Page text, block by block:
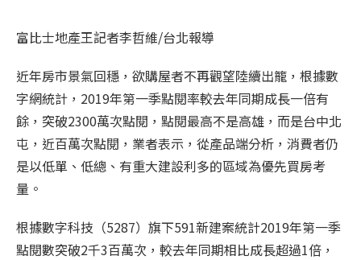
富比士地產王記者李哲維/台北報導
近年房市景氣回穩，欲購屋者不再觀望陸續出籠，根據數
字網統計，2019年第一季點閱率較去年同期成長一倍有
餘，突破2300萬次點閱，點閱最高不是高雄，而是台中北
屯，近百萬次點閱，業者表示，從產品端分析，消費者仍
是以低單、低總、有重大建設利多的區域為優先買房考
量。
根據數字科技（5287）旗下591新建案統計2019年第一季
點閱數突破2千3百萬次，較去年同期相比成長超過1倍，